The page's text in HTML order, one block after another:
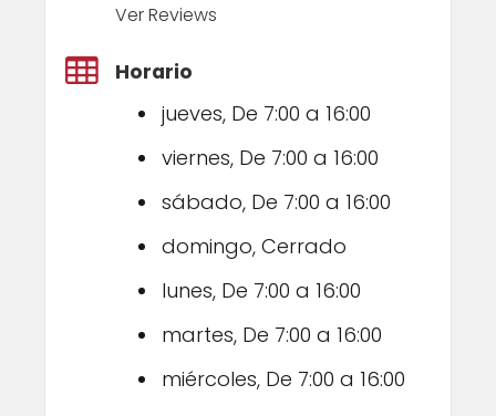
Ver Reviews
Horario
jueves, De 7:00 a 16:00
viernes, De 7:00 a 16:00
sábado, De 7:00 a 16:00
domingo, Cerrado
lunes, De 7:00 a 16:00
martes, De 7:00 a 16:00
miércoles, De 7:00 a 16:00